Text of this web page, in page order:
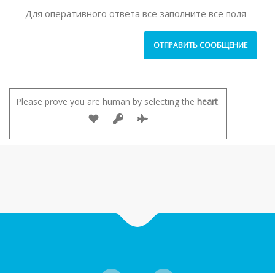
Для оперативного ответа все заполните все поля
Please prove you are human by selecting the heart.